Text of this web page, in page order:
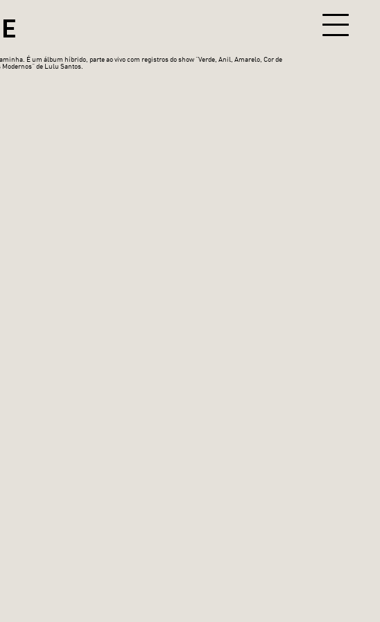
É um álbum híbrido, parte ao vivo com registros do show “Verde, Anil, Amarelo, Cor de
de Lulu Santos.